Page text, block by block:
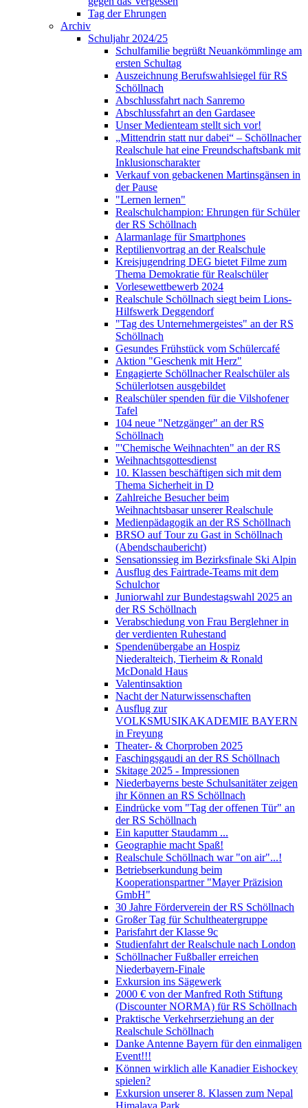
Tag der Ehrungen
Archiv
Schuljahr 2024/25
Schulfamilie begrüßt Neuankömmlinge am
ersten Schultag
Auszeichnung Berufswahlsiegel für RS
Schöllnach
Abschlussfahrt nach Sanremo
Abschlussfahrt an den Gardasee
Unser Medienteam stellt sich vor!
„Mittendrin statt nur dabei“ – Schöllnacher
Realschule hat eine Freundschaftsbank mit
Inklusionscharakter
Verkauf von gebackenen Martinsgänsen in
der Pause
"Lernen lernen"
Realschulchampion: Ehrungen für Schüler
der RS Schöllnach
Alarmanlage für Smartphones
Reptilienvortrag an der Realschule
Kreisjugendring DEG bietet Filme zum
Thema Demokratie für Realschüler
Vorlesewettbewerb 2024
Realschule Schöllnach siegt beim Lions-
Hilfswerk Deggendorf
"Tag des Unternehmergeistes" an der RS
Schöllnach
Gesundes Frühstück vom Schülercafé
Aktion "Geschenk mit Herz"
Engagierte Schöllnacher Realschüler als
Schülerlotsen ausgebildet
Realschüler spenden für die Vilshofener
Tafel
104 neue "Netzgänger" an der RS
Schöllnach
"'Chemische Weihnachten" an der RS
Weihnachtsgottesdienst
10. Klassen beschäftigen sich mit dem
Thema Sicherheit in D
Zahlreiche Besucher beim
Weihnachtsbasar unserer Realschule
Medienpädagogik an der RS Schöllnach
BRSO auf Tour zu Gast in Schöllnach
(Abendschaubericht)
Sensationssieg im Bezirksfinale Ski Alpin
Ausflug des Fairtrade-Teams mit dem
Schulchor
Juniorwahl zur Bundestagswahl 2025 an
der RS Schöllnach
Verabschiedung von Frau Berglehner in
der verdienten Ruhestand
Spendenübergabe an Hospiz
Niederalteich, Tierheim & Ronald
McDonald Haus
Valentinsaktion
Nacht der Naturwissenschaften
Ausflug zur
VOLKSMUSIKAKADEMIE BAYERN
in Freyung
Theater- & Chorproben 2025
Faschingsgaudi an der RS Schöllnach
Skitage 2025 - Impressionen
Niederbayerns beste Schulsanitäter zeigen
ihr Können an RS Schöllnach
Eindrücke vom "Tag der offenen Tür" an
der RS Schöllnach
Ein kaputter Staudamm ...
Geographie macht Spaß!
Realschule Schöllnach war "on air"...!
Betriebserkundung beim
Kooperationspartner "Mayer Präzision
GmbH"
30 Jahre Förderverein der RS Schöllnach
Großer Tag für Schultheatergruppe
Parisfahrt der Klasse 9c
Studienfahrt der Realschule nach London
Schöllnacher Fußballer erreichen
Niederbayern-Finale
Exkursion ins Sägewerk
2000 € von der Manfred Roth Stiftung
(Discounter NORMA) für RS Schöllnach
Praktische Verkehrserziehung an der
Realschule Schöllnach
Danke Antenne Bayern für den einmaligen
Event!!!
Können wirklich alle Kanadier Eishockey
spielen?
Exkursion unserer 8. Klassen zum Nepal
Himalaya Park